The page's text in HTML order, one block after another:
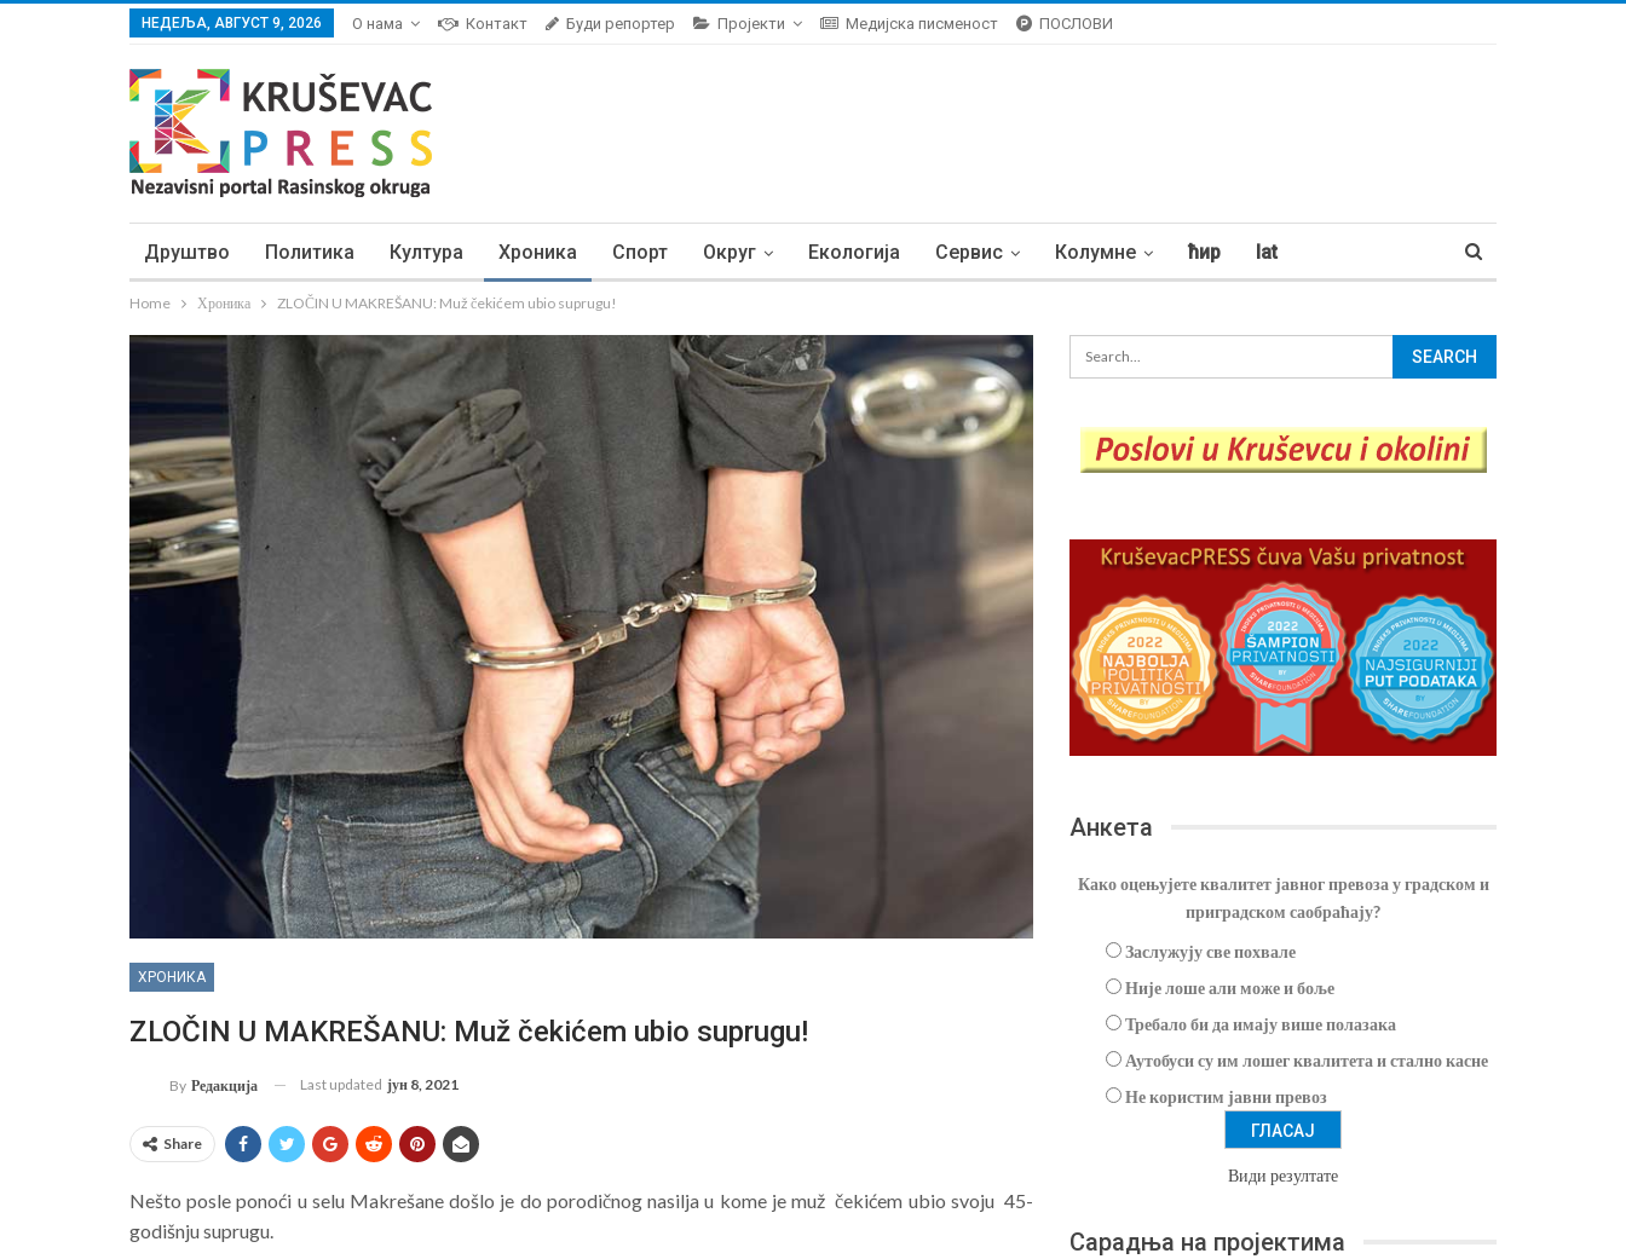
НЕДЕЉА, АВГУСТ 9, 2026 О нама Контакт Буди репортер Пројекти Медијска писменост ПОСЛОВИ
Друштво Политика Култура Хроника Спорт Округ Екологија Сервис Колумне ћир lat
Home Хроника ZLOČIN U MAKREŠANU: Muž čekićem ubio suprugu!
ХРОНИКА
ZLOČIN U MAKREŠANU: Muž čekićem ubio suprugu!
By Редакција Last updated јун 8, 2021
Share
Nešto posle ponoći u selu Makrešane došlo je do porodičnog nasilja u kome je muž čekićem ubio svoju 45-
godišnju suprugu.
Анкета
Како оцењујете квалитет јавног превоза у градском и
приградском саобраћају?
Заслужују све похвале
Није лоше али може и боље
Требало би да имају више полазака
Аутобуси су им лошег квалитета и стално касне
Не користим јавни превоз
Види резултате
Сарадња на пројектима